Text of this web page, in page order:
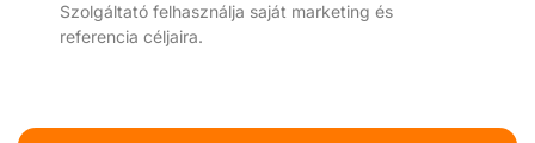
Szolgáltató felhasználja saját marketing és
referencia céljaira.